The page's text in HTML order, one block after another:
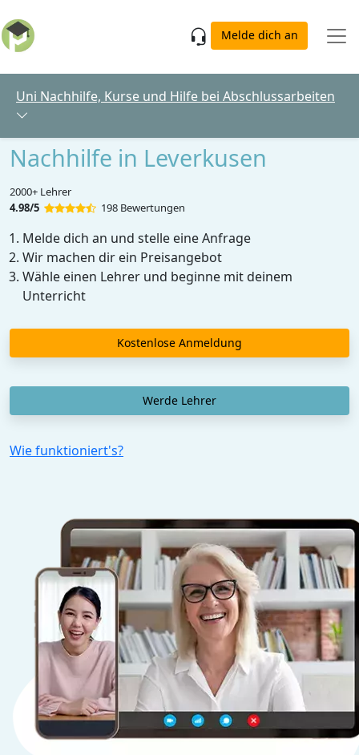
Melde dich an
Uni Nachhilfe, Kurse und Hilfe bei Abschlussarbeiten
Nachhilfe in Leverkusen
2000+ Lehrer
4.98/5
198 Bewertungen
Melde dich an und stelle eine Anfrage
Wir machen dir ein Preisangebot
Wähle einen Lehrer und beginne mit deinem
Unterricht
Kostenlose Anmeldung
Werde Lehrer
Wie funktioniert's?